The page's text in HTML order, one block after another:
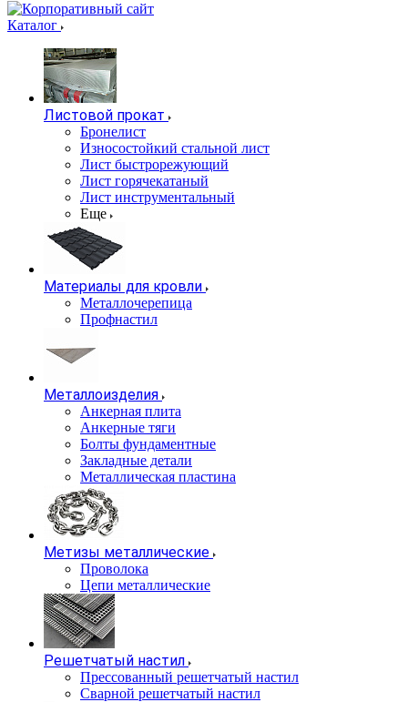
Каталог
Листовой прокат
Бронелист
Износостойкий стальной лист
Лист быстрорежующий
Лист горячекатаный
Лист инструментальный
Еще
Материалы для кровли
Металлочерепица
Профнастил
Металлоизделия
Анкерная плита
Анкерные тяги
Болты фундаментные
Закладные детали
Металлическая пластина
Метизы металлические
Проволока
Цепи металлические
Решетчатый настил
Прессованный решетчатый настил
Сварной решетчатый настил